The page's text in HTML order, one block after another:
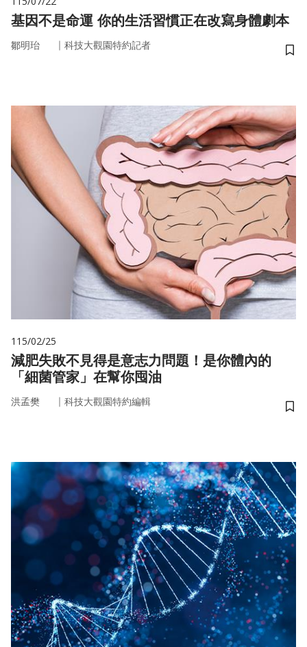
基因不是命運 你的生活習慣正在改寫身體劇本
鄒明珆 ｜ 科技大觀園特約記者
儲
115/02/25
減肥失敗不見得是意志力問題！是你體內的
「細菌管家」在幫你囤油
洪孟樊 ｜ 科技大觀園特約編輯
儲